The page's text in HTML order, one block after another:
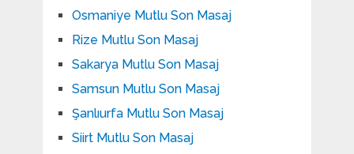
Osmaniye Mutlu Son Masaj
Rize Mutlu Son Masaj
Sakarya Mutlu Son Masaj
Samsun Mutlu Son Masaj
Şanlıurfa Mutlu Son Masaj
Siirt Mutlu Son Masaj